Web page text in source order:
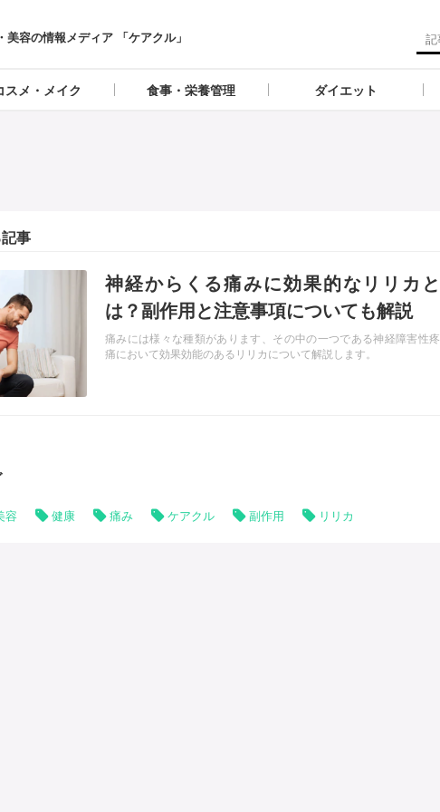
美容の情報メディア 「ケアクル」
スメ・メイク 食事・栄養管理 ダイエット
事
神経からくる痛みに効果的なリリカと
は？副作用と注意事項についても解説
痛みには様々な種類があります、その中の一つである神経障害性疼
痛において効果効能のあるリリカについて解説します。
容 健康 痛み ケアクル 副作用 リリカ